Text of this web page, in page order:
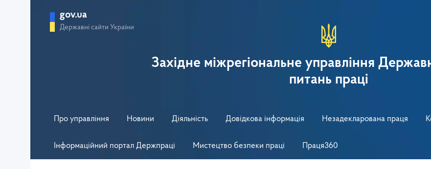
gov.ua
Державні сайти України
Західне міжрегіональне управління
питань праці
Про управління Новини Діяльність Довідкова інформація Незадекларована праця
Інформаційний портал Держпраці Мистецтво безпеки праці Праця360